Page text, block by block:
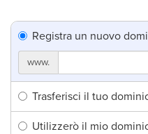
Registra un nuovo
www.
Trasferisci il tuo
Utilizzerò il mio